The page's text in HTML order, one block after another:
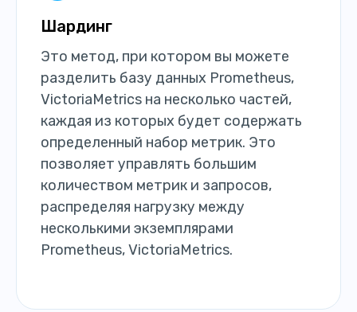
Шардинг
Это метод, при котором вы можете
разделить базу данных Prometheus,
VictoriaMetrics на несколько частей,
каждая из которых будет содержать
определенный набор метрик. Это
позволяет управлять большим
количеством метрик и запросов,
распределяя нагрузку между
несколькими экземплярами
Prometheus, VictoriaMetrics.